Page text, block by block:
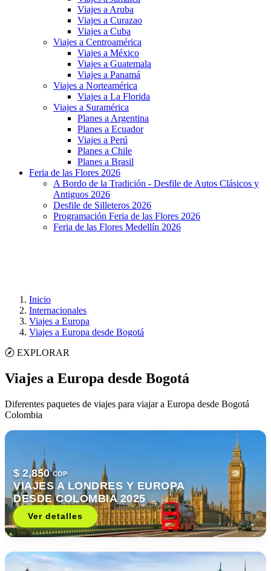
Viajes a Aruba
Viajes a Curazao
Viajes a Cuba
Viajes a Centroamérica
Viajes a México
Viajes a Guatemala
Viajes a Panamá
Viajes a Norteamérica
Viajes a La Florida
Viajes a Suramérica
Planes a Argentina
Planes a Ecuador
Viajes a Perú
Planes a Chile
Planes a Brasil
Feria de las Flores 2026
A Bordo de la Tradición - Desfile de Autos Clásicos y
Antiguos 2026
Desfile de Silleteros 2026
Programación Feria de las Flores 2026
Feria de las Flores Medellín 2026
Inicio
Internacionales
Viajes a Europa
Viajes a Europa desde Bogotá
EXPLORAR
Viajes a Europa desde Bogotá
Diferentes paquetes de viajes para viajar a Europa desde Bogotá
Colombia
$ 2,850COP
VIAJES A LONDRES Y EUROPA
DESDE COLOMBIA 2025
Ver detalles